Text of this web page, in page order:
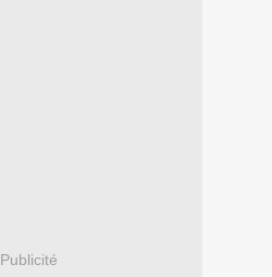
Publicité